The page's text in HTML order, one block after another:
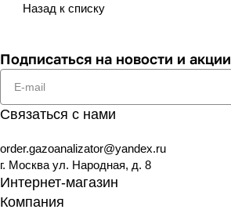
Назад к списку
Подписаться на новости и акции
Связаться с нами
order.gazoanalizator@yandex.ru
г. Москва ул. Народная, д. 8
Интернет-магазин
Компания